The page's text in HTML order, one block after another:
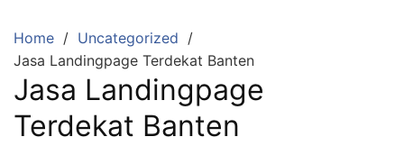
content
Home
Uncategorized
Jasa Landingpage Terdekat Banten
Jasa Landingpage
Terdekat Banten